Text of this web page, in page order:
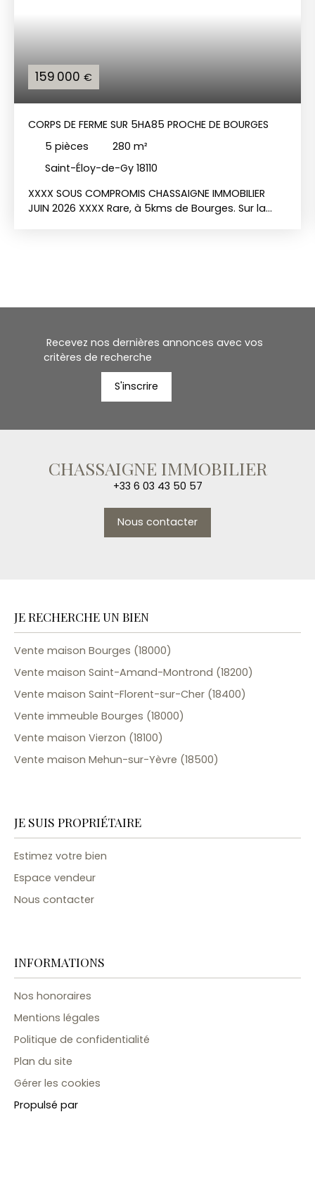
159 000 €
CORPS DE FERME SUR 5HA85 PROCHE DE BOURGES
5 pièces 280 m²
Saint-Éloy-de-Gy 18110
XXXX SOUS COMPROMIS CHASSAIGNE IMMOBILIER
JUIN 2026 XXXX Rare, à 5kms de Bourges. Sur la
159 000 euros dont 6% de frais d'agence charge
Les risques auxquels ce bien est exposé sont
disponible sur le site géorisques. gouv. fr
Recevez nos dernières annonces avec vos
critères de recherche
S'inscrire
CHASSAIGNE IMMOBILIER
+33 6 03 43 50 57
Nous contacter
JE RECHERCHE UN BIEN
Vente maison Bourges (18000)
Vente maison Saint-Amand-Montrond (18200)
Vente maison Saint-Florent-sur-Cher (18400)
Vente immeuble Bourges (18000)
Vente maison Vierzon (18100)
Vente maison Mehun-sur-Yèvre (18500)
JE SUIS PROPRIÉTAIRE
Estimez votre bien
Espace vendeur
Nous contacter
INFORMATIONS
Nos honoraires
Mentions légales
Politique de confidentialité
Plan du site
Gérer les cookies
Propulsé par